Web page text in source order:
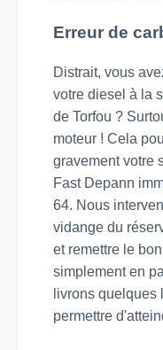
Erreur de
Distrait, vous
votre diesel à la
de Torfou ?
moteur ! Cela
gravement votre
Fast Depann
64. Nous
vidange du
et remettre le
simplement en
livrons quelques
permettre